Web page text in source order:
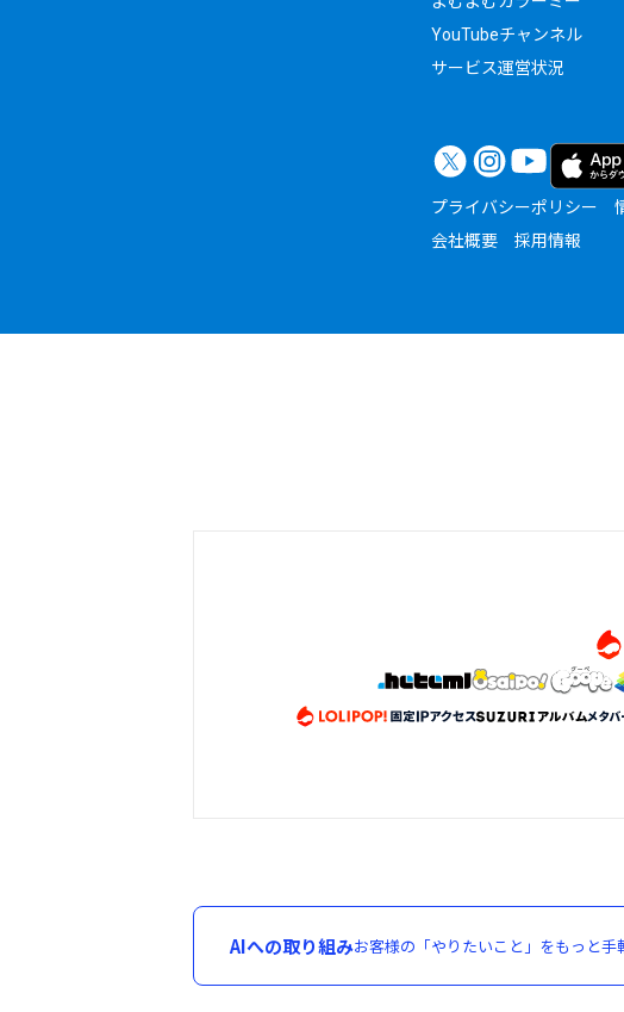
YouTubeチャンネル
サービス運営状況
プライバシーポリシー
会社概要
採用情報
AIへの取り組みお客様の「やりたいこと」をもっと